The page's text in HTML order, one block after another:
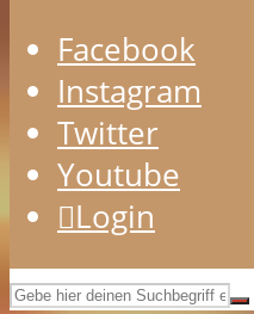
Facebook
Instagram
Twitter
Youtube
Login